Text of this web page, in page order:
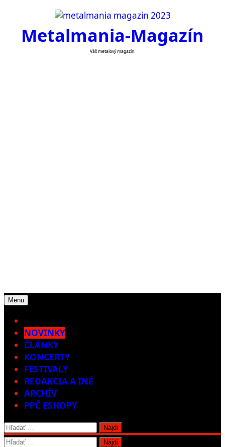
contentMetalmania-Magazín
Váš metalový magazín.
Menu
NOVINKY
ČLÁNKY
KONCERTY
FESTIVALY
REDAKCIA A INÉ
ARCHÍV
PPČ ESHOPY
Hľadať:
Hľadať: